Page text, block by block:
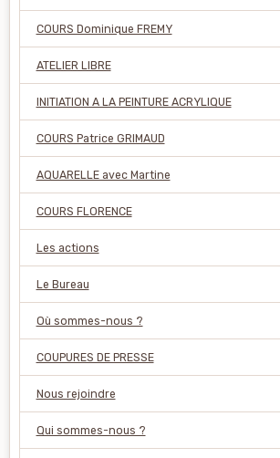
COURS Dominique FREMY
ATELIER LIBRE
INITIATION A LA PEINTURE ACRYLIQUE
COURS Patrice GRIMAUD
AQUARELLE avec Martine
COURS FLORENCE
Les actions
Le Bureau
Où sommes-nous ?
COUPURES DE PRESSE
Nous rejoindre
Qui sommes-nous ?